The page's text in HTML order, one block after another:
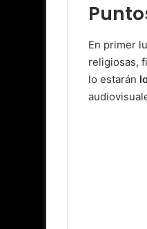
En primer
religiosas,
lo estarán